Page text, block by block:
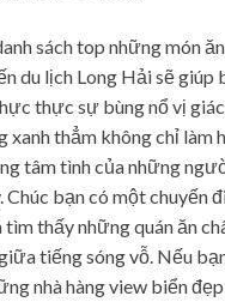
sách top những món
du lịch Long Hải sẽ giúp
thực sự bùng nổ vị
thẳm không chỉ làm
tâm tình của những
Chúc bạn có một chuyến
tìm thấy những quán ăn
tiếng sóng vỗ. Nếu
nhà hàng view biển